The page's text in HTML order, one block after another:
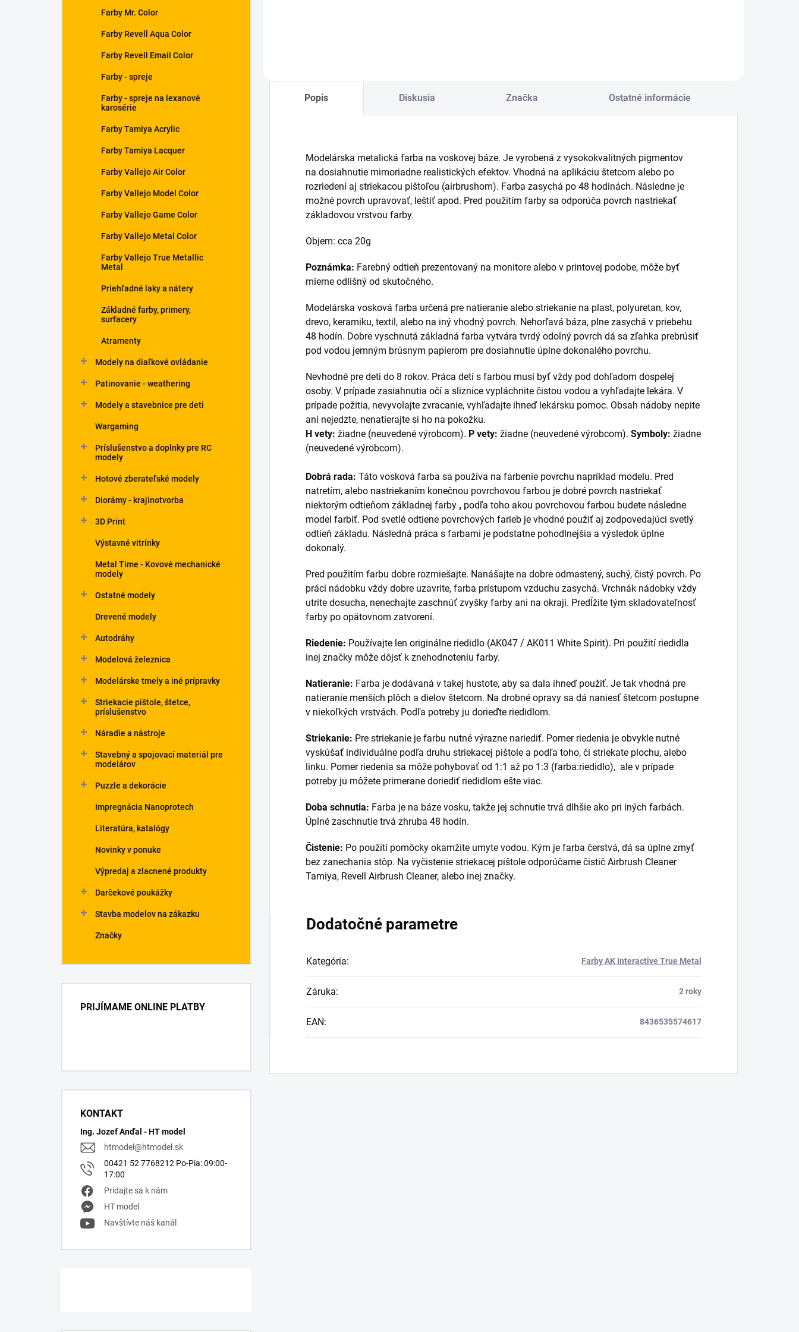
Farby Mr. Color
Farby Revell Aqua Color
Farby Revell Email Color
Farby - spreje
Farby - spreje na lexanové
karosérie
Farby Tamiya Acrylic
Farby Tamiya Lacquer
Farby Vallejo Air Color
Farby Vallejo Model Color
Farby Vallejo Game Color
Farby Vallejo Metal Color
Farby Vallejo True Metallic
Metal
Priehľadné laky a nátery
Základné farby, primery,
surfacery
Atramenty
Modely na diaľkové ovládanie
Patinovanie - weathering
Modely a stavebnice pre deti
Wargaming
Príslušenstvo a doplnky pre RC
modely
Hotové zberateľské modely
Diorámy - krajinotvorba
3D Print
Výstavné vitrínky
Metal Time - Kovové mechanické
modely
Ostatné modely
Drevené modely
Autodráhy
Modelová železnica
Modelárske tmely a iné prípravky
Striekacie pištole, štetce,
príslušenstvo
Náradie a nástroje
Stavebný a spojovací materiál pre
modelárov
Puzzle a dekorácie
Impregnácia Nanoprotech
Literatúra, katalógy
Novinky v ponuke
Výpredaj a zlacnené produkty
Darčekové poukážky
Stavba modelov na zákazku
Značky
PRIJÍMAME ONLINE PLATBY
KONTAKT
Ing. Jozef Anďal - HT model
htmodel@htmodel.sk
00421 52 7768212 Po-Pia: 09:00-
17:00
Pridajte sa k nám
HT model
Navštívte náš kanál
Popis Diskusia Značka Ostatné informácie
Modelárska metalická farba na voskovej báze. Je vyrobená z vysokokvalitných pigmentov
na dosiahnutie mimoriadne realistických efektov. Vhodná na aplikáciu štetcom alebo po
rozriedení aj striekacou pištoľou (airbrushom). Farba zasychá po 48 hodinách. Následne je
možné povrch upravovať, leštiť apod. Pred použitím farby sa odporúča povrch nastriekať
základovou vrstvou farby.
Objem: cca 20g
Poznámka: Farebný odtieň prezentovaný na monitore alebo v printovej podobe, môže byť
mierne odlišný od skutočného.
Modelárska vosková farba určená pre natieranie alebo striekanie na plast, polyuretan, kov,
drevo, keramiku, textil, alebo na iný vhodný povrch. Nehorľavá báza, plne zasychá v priebehu
48 hodín. Dobre vyschnutá základná farba vytvára tvrdý odolný povrch dá sa zľahka prebrúsiť
pod vodou jemným brúsnym papierom pre dosiahnutie úplne dokonalého povrchu.
Nevhodné pre deti do 8 rokov. Práca detí s farbou musí byť vždy pod dohľadom dospelej
osoby. V prípade zasiahnutia očí a sliznice vypláchnite čistou vodou a vyhľadajte lekára. V
prípade požitia, nevyvolajte zvracanie, vyhľadajte ihneď lekársku pomoc. Obsah nádoby nepite
ani nejedzte, nenatierajte si ho na pokožku.
H vety: žiadne (neuvedené výrobcom). P vety: žiadne (neuvedené výrobcom). Symboly: žiadne
(neuvedené výrobcom).
Dobrá rada: Táto vosková farba sa používa na farbenie povrchu napríklad modelu. Pred
natretím, alebo nastriekaním konečnou povrchovou farbou je dobré povrch nastriekať
niektorým odtieňom základnej farby , podľa toho akou povrchovou farbou budete následne
model farbiť. Pod svetlé odtiene povrchových farieb je vhodné použiť aj zodpovedajúci svetlý
odtieň základu. Následná práca s farbami je podstatne pohodlnejšia a výsledok úplne
dokonalý.
Pred použitím farbu dobre rozmiešajte. Nanášajte na dobre odmastený, suchý, čistý povrch. Po
práci nádobku vždy dobre uzavrite, farba prístupom vzduchu zasychá. Vrchnák nádobky vždy
utrite dosucha, nenechajte zaschnúť zvyšky farby ani na okraji. Predĺžite tým skladovateľnosť
farby po opätovnom zatvorení.
Riedenie: Používajte len originálne riedidlo (AK047 / AK011 White Spirit). Pri použití riedidla
inej značky môže dôjsť k znehodnoteniu farby.
Natieranie: Farba je dodávaná v takej hustote, aby sa dala ihneď použiť. Je tak vhodná pre
natieranie menších plôch a dielov štetcom. Na drobné opravy sa dá naniesť štetcom postupne
v niekoľkých vrstvách. Podľa potreby ju dorieďte riedidlom.
Striekanie: Pre striekanie je farbu nutné výrazne nariediť. Pomer riedenia je obvykle nutné
vyskúšať individuálne podľa druhu striekacej pištole a podľa toho, či striekate plochu, alebo
linku. Pomer riedenia sa môže pohybovať od 1:1 až po 1:3 (farba:riedidlo), ale v prípade
potreby ju môžete primerane doriediť riedidlom ešte viac.
Doba schnutia: Farba je na báze vosku, takže jej schnutie trvá dlhšie ako pri iných farbách.
Úplné zaschnutie trvá zhruba 48 hodín.
Čistenie: Po použití pomôcky okamžite umyte vodou. Kým je farba čerstvá, dá sa úplne zmyť
bez zanechania stôp. Na vyčistenie striekacej pištole odporúčame čistič Airbrush Cleaner
Tamiya, Revell Airbrush Cleaner, alebo inej značky.
Dodatočné parametre
Kategória: Farby AK Interactive True Metal
Záruka: 2 roky
EAN: 8436535574617